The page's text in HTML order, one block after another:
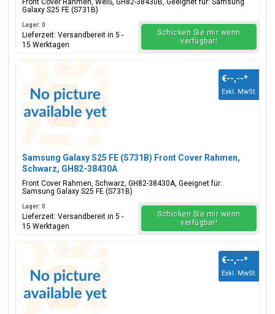
Front Cover Rahmen, Weiß, GH82-38430B, Geeignet für: Samsung
Galaxy S25 FE (S731B)
Lager: 0
Lieferzeit: Versandbereit in 5 -
15 Werktagen
Schicken Sie mir wenn
verfügbar!
Samsung Galaxy S25 FE (S731B) Front Cover Rahmen,
Schwarz, GH82-38430A
Front Cover Rahmen, Schwarz, GH82-38430A, Geeignet für:
Samsung Galaxy S25 FE (S731B)
€--,--*
Exkl. MwSt.
Lager: 0
Lieferzeit: Versandbereit in 5 -
15 Werktagen
Schicken Sie mir wenn
verfügbar!
€--,--*
Exkl. MwSt.